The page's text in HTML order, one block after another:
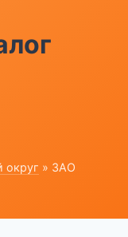
округ » ЗАО